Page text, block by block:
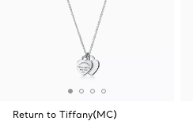
Return to Tiffany(MC)